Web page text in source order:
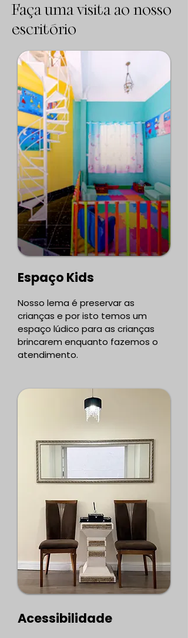
Faça uma visita ao nosso
escritório
Espaço Kids
Nosso lema é preservar as
crianças e por isto temos um
espaço lúdico para as crianças
brincarem enquanto fazemos o
atendimento.
Acessibilidade